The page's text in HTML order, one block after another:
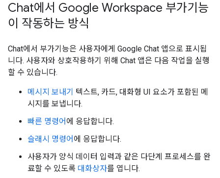
Chat에서 Google Workspace 부가기능
이 작동하는 방식
Chat에서 부가기능은 사용자에게 Google Chat 앱으로 표시됩
니다. 사용자와 상호작용하기 위해 Chat 앱은 다음 작업을 실행
할 수 있습니다.
메시지 보내기 텍스트, 카드, 대화형 UI 요소가 포함된 메
시지를 보냅니다.
빠른 명령어 에 응답합니다.
슬래시 명령어 에 응답합니다.
사용자가 양식 데이터 입력과 같은 다단계 프로세스를 완
료할 수 있도록 대화상자를 엽니다.